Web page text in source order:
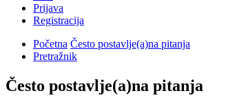
Prijava
Registracija
Početna Često postavlje(a)na pitanja
Pretražnik
Često postavlje(a)na pitanja